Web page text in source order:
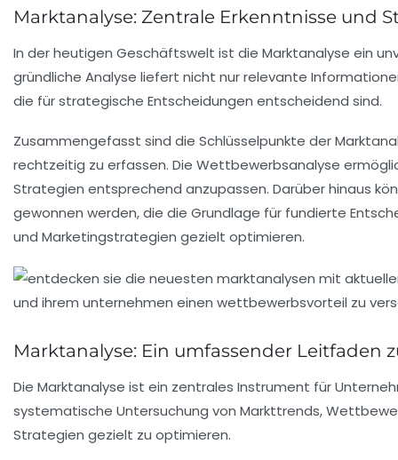
Marktanalyse: Zentrale Erkenntnisse und
In der heutigen Geschäftswelt ist die Marktanalyse ein
gründliche Analyse liefert nicht nur relevante
die für strategische Entscheidungen entscheidend sind.
Zusammengefasst sind die Schlüsselpunkte der
rechtzeitig zu erfassen. Die Wettbewerbsanalyse
Strategien entsprechend anzupassen. Darüber hinaus
gewonnen werden, die die Grundlage für fundierte
und Marketingstrategien gezielt optimieren.
Marktanalyse: Ein umfassender Leitfaden
Die Marktanalyse ist ein zentrales Instrument für
systematische Untersuchung von Markttrends,
Strategien gezielt zu optimieren.